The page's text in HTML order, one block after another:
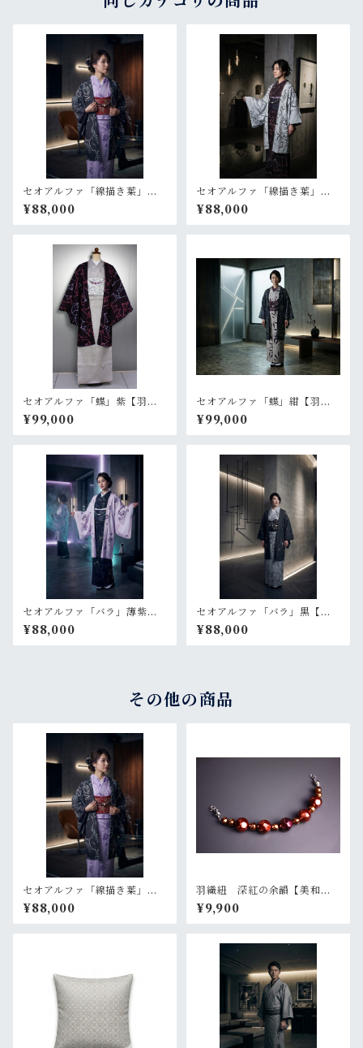
セオアルファ「線描き葉」黒
【羽織 プレタ 仕立て上が
り】
¥88,000
セオアルファ「線描き葉」ラ
イトグレー【羽織 プレタ
仕立て上がり】
¥88,000
セオアルファ「蝶」紫【羽
織 プレタ 仕立て上がり】
¥99,000
セオアルファ「蝶」紺【羽
織 プレタ 仕立て上がり】
¥99,000
セオアルファ「バラ」薄紫
【羽織 プレタ 仕立て上が
り】
¥88,000
セオアルファ「バラ」黒【羽
織 プレタ 仕立て上がり】
¥88,000
その他の商品
セオアルファ「線描き葉」黒
【羽織 プレタ 仕立て上が
り】
¥88,000
羽織紐 深紅の余韻【美和
香】
¥9,900